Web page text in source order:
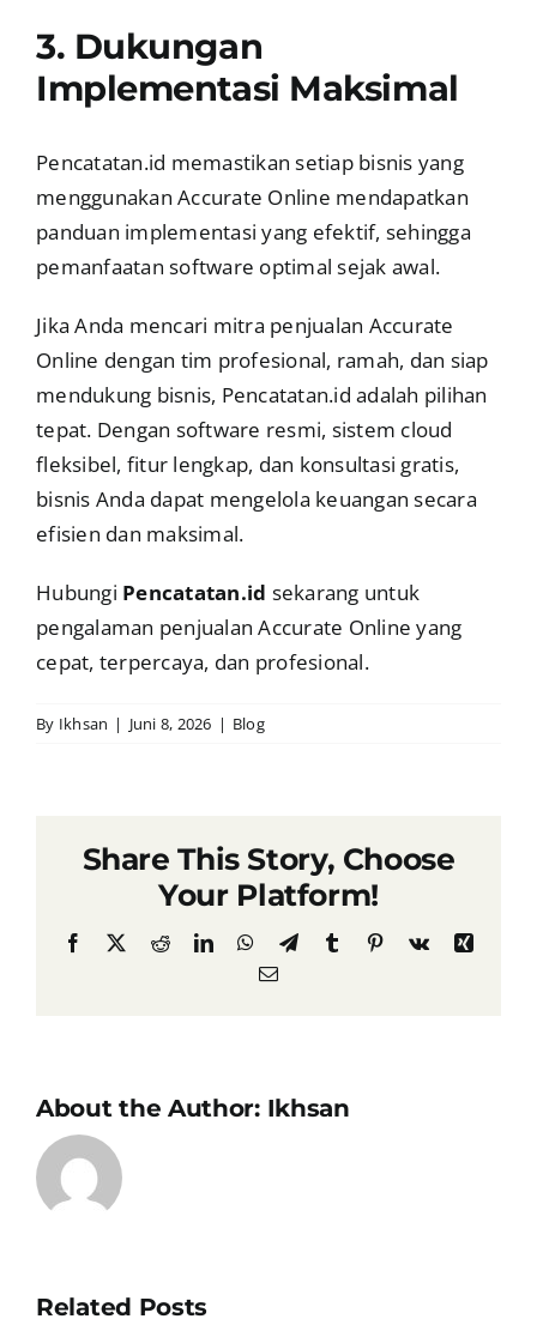
3. Dukungan
Implementasi Maksimal
Pencatatan.id memastikan setiap bisnis yang
menggunakan Accurate Online mendapatkan
panduan implementasi yang efektif, sehingga
pemanfaatan software optimal sejak awal.
Jika Anda mencari mitra penjualan Accurate
Online dengan tim profesional, ramah, dan siap
mendukung bisnis, Pencatatan.id adalah pilihan
tepat. Dengan software resmi, sistem cloud
fleksibel, fitur lengkap, dan konsultasi gratis,
bisnis Anda dapat mengelola keuangan secara
efisien dan maksimal.
Hubungi Pencatatan.id sekarang untuk
pengalaman penjualan Accurate Online yang
cepat, terpercaya, dan profesional.
By Ikhsan | Juni 8, 2026 | Blog
Share This Story, Choose
Your Platform!
Facebook RedditLinkedInWhatsApp
TelegramTumblr Pinterest
Vk
Xing
Email
About the Author: Ikhsan
Related Posts